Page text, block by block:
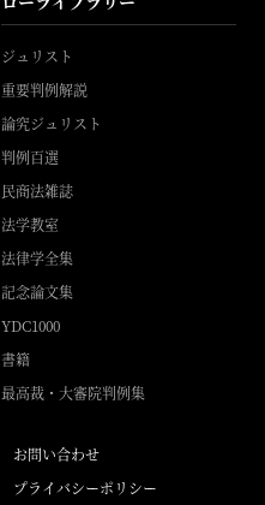
ジュリスト
重要判例解説
論究ジュリスト
判例百選
民商法雑誌
法学教室
法律学全集
記念論文集
YDC1000
書籍
最高裁・大審院判例集
お問い合わせ
プライバシーポリシー